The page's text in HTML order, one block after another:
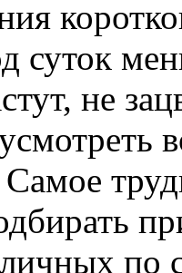
суток
не
Самое
по